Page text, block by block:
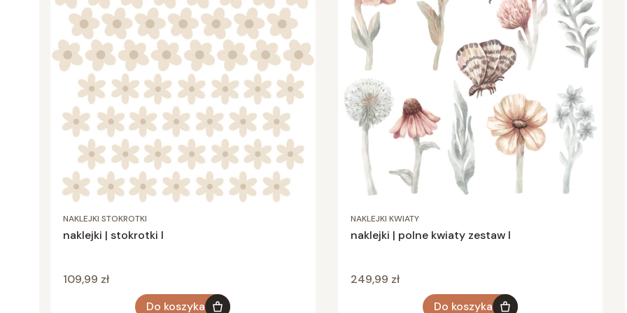
NAKLEJKI STOKROTKI
naklejki | stokrotki I
Cena
109,99 zł
Do koszyka
NAKLEJKI KWIATY
naklejki | polne kwiaty zestaw I
Cena
249,99 zł
Do koszyka